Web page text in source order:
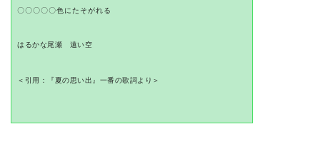
〇〇〇〇〇色にたそがれる
はるかな尾瀬 遠い空
＜引用：『夏の思い出』一番の歌詞より＞